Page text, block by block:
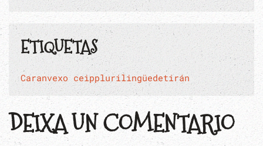
ETIQUETAS
Caranvexo ceipplurilingüedetirán
DEIXA UN COMENTARIO